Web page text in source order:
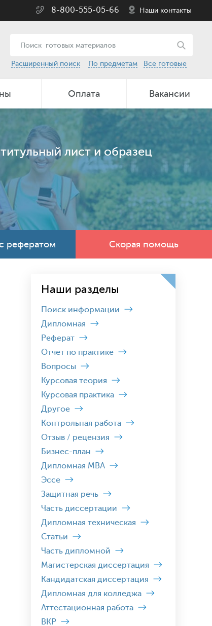
8-800-555-05-66 Наши контакты
Расширенный поиск По предметам Все готовые
Оплата Вакансии
лист и образец
рефератом Скорая помощь
Наши разделы
Поиск информации
Дипломная
Реферат
Отчет по практике
Вопросы
Курсовая теория
Курсовая практика
Другое
Контрольная работа
Отзыв / рецензия
Бизнес-план
Дипломная MBA
Эссе
Защитная речь
Часть диссертации
Дипломная техническая
Статьи
Часть дипломной
Магистерская диссертация
Кандидатская диссертация
Дипломная для колледжа
Аттестационная работа
ВКР